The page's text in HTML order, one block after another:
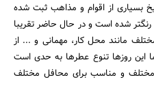
بسیاری از اقوام و مذاهب ثبت شده
شده است و در حال حاضر تقریبا
مانند محل کار، مهمانی و ... از
این روزها تنوع عطرها به حدی است
و مناسب برای محافل مختلف